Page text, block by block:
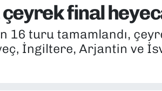
çeyrek final
16 turu tamamlandı,
İngiltere, Arjantin ve